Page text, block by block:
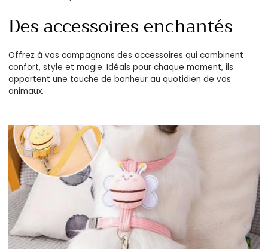
Des accessoires enchantés
Offrez à vos compagnons des accessoires qui combinent
confort, style et magie. Idéals pour chaque moment, ils
apportent une touche de bonheur au quotidien de vos
animaux.